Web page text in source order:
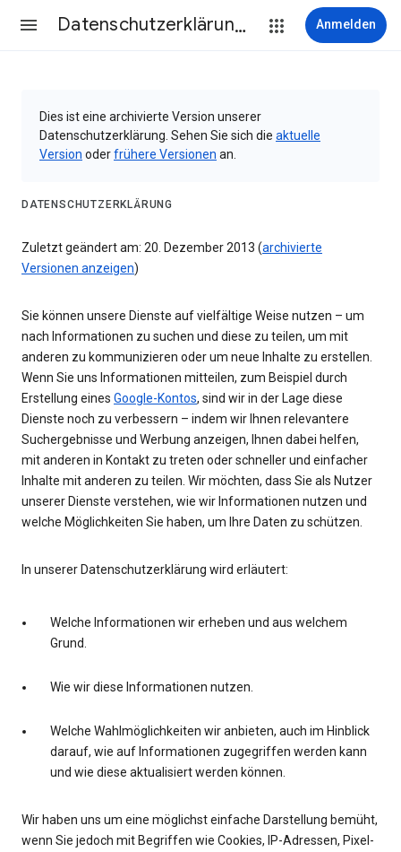
Datenschutzerklärung & Nutzungsbedingungen Anmelden
Dies ist eine archivierte Version unserer
Datenschutzerklärung. Sehen Sie sich die aktuelle
Version oderfrühere Versionen an.
DATENSCHUTZERKLÄRUNG
Zuletzt geändert am: 20. Dezember 2013 (archivierte
Versionen anzeigen)
Sie können unsere Dienste auf vielfältige Weise nutzen – um
nach Informationen zu suchen und diese zu teilen, um mit
anderen zu kommunizieren oder um neue Inhalte zu erstellen.
Wenn Sie uns Informationen mitteilen, zum Beispiel durch
Erstellung eines Google-Kontos, sind wir in der Lage diese
Dienste noch zu verbessern – indem wir Ihnen relevantere
Suchergebnisse und Werbung anzeigen, Ihnen dabei helfen,
mit anderen in Kontakt zu treten oder schneller und einfacher
Inhalte mit anderen zu teilen. Wir möchten, dass Sie als Nutzer
unserer Dienste verstehen, wie wir Informationen nutzen und
welche Möglichkeiten Sie haben, um Ihre Daten zu schützen.
In unserer Datenschutzerklärung wird erläutert:
Welche Informationen wir erheben und aus welchem
Grund.
Wie wir diese Informationen nutzen.
Welche Wahlmöglichkeiten wir anbieten, auch im Hinblick
darauf, wie auf Informationen zugegriffen werden kann
und wie diese aktualisiert werden können.
Wir haben uns um eine möglichst einfache Darstellung bemüht,
wenn Sie jedoch mit Begriffen wie Cookies, IP-Adressen, Pixel-